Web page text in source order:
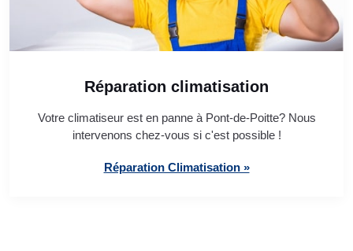
Réparation climatisation
Votre climatiseur est en panne à Pont-de-Poitte? Nous
intervenons chez-vous si c'est possible !
Réparation Climatisation »